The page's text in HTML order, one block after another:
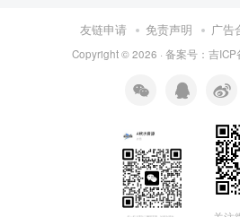
友链申请 免责声明 广告
Copyright © 2026 · 备案号：吉